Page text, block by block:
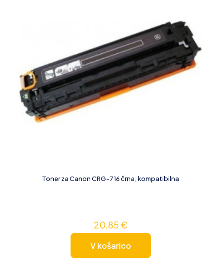
Toner za Canon CRG-716 črna, kompatibilna
20,85 €
V košarico